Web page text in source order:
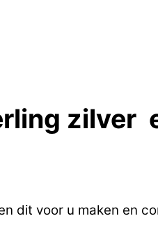
zilver
dit voor u maken en